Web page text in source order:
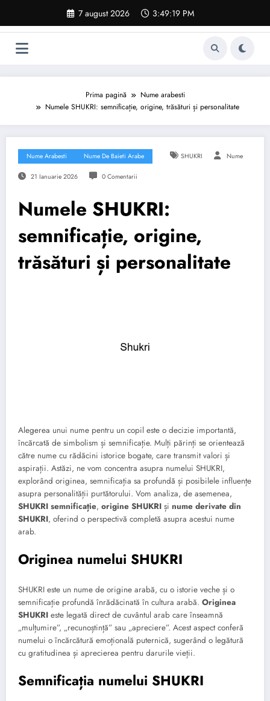
conținut
7 august 2026 3:49:20 PM
Prima pagină
Nume arabesti
Numele SHUKRI: semnificație, origine, trăsături și personalitate
Nume Arabesti Nume De Baieti Arabe SHUKRI Nume
21 Ianuarie 2026 0 Comentarii
Numele SHUKRI:
semnificație, origine,
trăsături și personalitate
Alegerea unui nume pentru un copil este o decizie importantă,
încărcată de simbolism și semnificație. Mulți părinți se orientează
către nume cu rădăcini istorice bogate, care transmit valori și
aspirații. Astăzi, ne vom concentra asupra numelui SHUKRI,
explorând originea, semnificația sa profundă și posibilele influențe
asupra personalității purtătorului. Vom analiza, de asemenea,
SHUKRI semnificație, origine SHUKRI și nume derivate din
SHUKRI, oferind o perspectivă completă asupra acestui nume
arab.
Originea numelui SHUKRI
SHUKRI este un nume de origine arabă, cu o istorie veche și o
semnificație profundă înrădăcinată în cultura arabă. Originea
SHUKRI este legată direct de cuvântul arab care înseamnă
„mulțumire”, „recunoștință” sau „apreciere”. Acest aspect conferă
numelui o încărcătură emoțională puternică, sugerând o legătură
cu gratitudinea și aprecierea pentru darurile vieții.
Semnificația numelui SHUKRI